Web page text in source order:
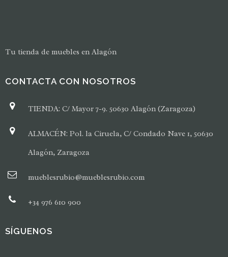
Tu tienda de muebles en Alagón
CONTACTA CON NOSOTROS
TIENDA: C/ Mayor 7-9. 50630 Alagón (Zaragoza)
ALMACÉN: Pol. la Ciruela, C/ Condado Nave 1, 50630
Alagón, Zaragoza
mueblesrubio@mueblesrubio.com
+34 976 610 900
SÍGUENOS